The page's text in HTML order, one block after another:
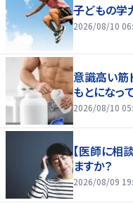
子どもの学
2026/08/10
意識高い筋
もとになっ
2026/08/10
【医師に相
ますか？
2026/08/09